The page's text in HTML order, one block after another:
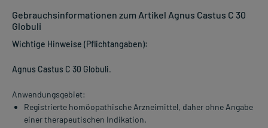
Gebrauchsinformationen zum Artikel Agnus Castus C 30
Globuli
Wichtige Hinweise (Pflichtangaben):
Agnus Castus C 30 Globuli.
Anwendungsgebiet:
Registrierte homöopathische Arzneimittel, daher ohne Angabe
einer therapeutischen Indikation.